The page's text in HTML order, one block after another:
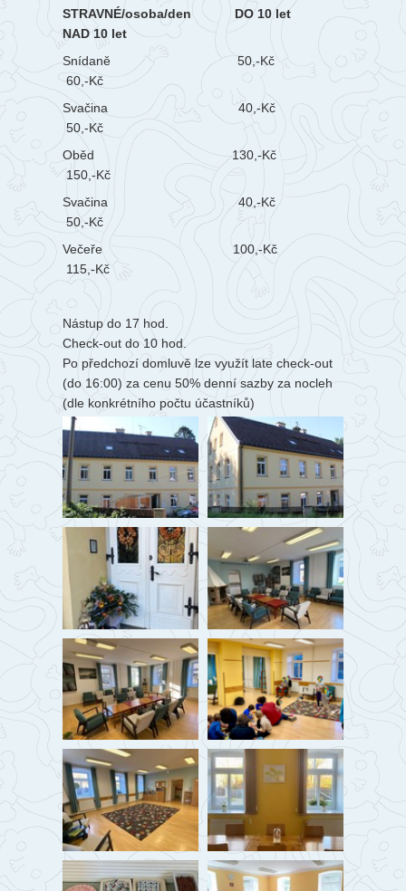
STRAVNÉ/osoba/den DO 10 let
NAD 10 let
Snídaně 50,-Kč
60,-Kč
Svačina 40,-Kč
50,-Kč
Oběd 130,-Kč
150,-Kč
Svačina 40,-Kč
50,-Kč
Večeře 100,-Kč
115,-Kč
Nástup do 17 hod.
Check-out do 10 hod.
Po předchozí domluvě lze využít late check-out
(do 16:00) za cenu 50% denní sazby za nocleh
(dle konkrétního počtu účastníků)